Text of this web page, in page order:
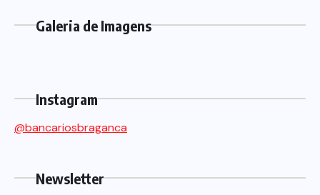
Galeria de Imagens
Instagram
@bancariosbraganca
Newsletter